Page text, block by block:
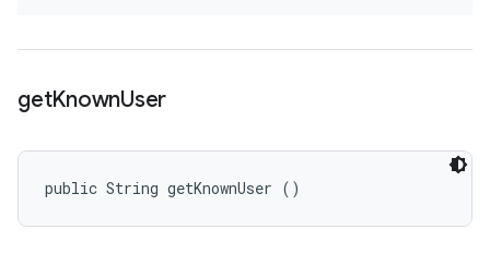
getKnownUser
public String getKnownUser ()